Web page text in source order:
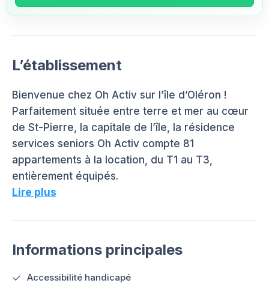
L’établissement
Bienvenue chez Oh Activ sur l’île d’Oléron !
Parfaitement située entre terre et mer au cœur
de St-Pierre, la capitale de l’île, la résidence
services seniors Oh Activ compte 81
appartements à la location, du T1 au T3,
entièrement équipés.
Lire plus
Informations principales
Accessibilité handicapé